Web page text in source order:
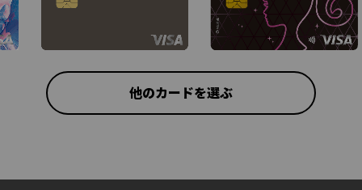
他のカードを選ぶ